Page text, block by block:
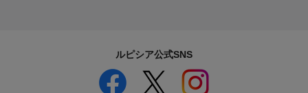
ルピシア公式SNS